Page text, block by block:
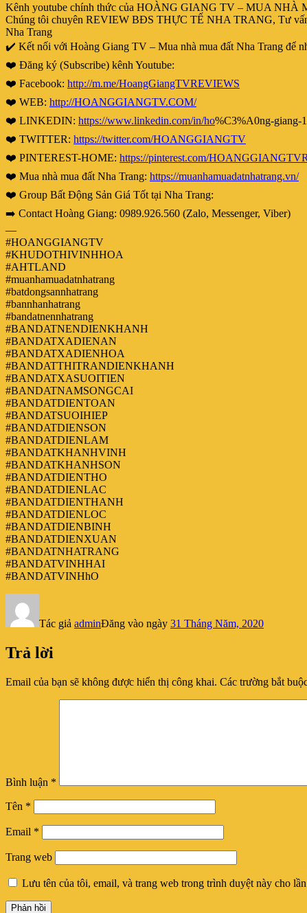
Kênh youtube chính thức của HOÀNG GIANG TV – MUA
Chúng tôi chuyên REVIEW BĐS THỰC TẾ NHA TRANG, Tư
Nha Trang
✔️ Kết nối với Hoàng Giang TV – Mua nhà mua đất Nha Trang để
❤️ Đăng ký (Subscribe) kênh Youtube:
❤️ Facebook: http://m.me/HoangGiangTVREVIEWS
❤️ WEB: http://HOANGGIANGTV.COM/
❤️ LINKEDIN: https://www.linkedin.com/in/ho%C3%A0ng-giang-
❤️ TWITTER: https://twitter.com/HOANGGIANGTV
❤️ PINTEREST-HOME: https://pinterest.com/
❤️ Mua nhà mua đất Nha Trang: https://muanhamuadatnhatrang.vn/
❤️ Group Bất Động Sản Giá Tốt tại Nha Trang:
➡️ Contact Hoàng Giang: 0989.926.560 (Zalo, Messenger, Viber)
—
#HOANGGIANGTV
#KHUDOTHIVINHHOA
#AHTLAND
#muanhamuadatnhatrang
#batdongsannhatrang
#bannhanhatrang
#bandatnennhatrang
#BANDATNENDIENKHANH
#BANDATXADIENAN
#BANDATXADIENHOA
#BANDATTHITRANDIENKHANH
#BANDATXASUOITIEN
#BANDATNAMSONGCAI
#BANDATDIENTOAN
#BANDATSUOIHIEP
#BANDATDIENSON
#BANDATDIENLAM
#BANDATKHANHVINH
#BANDATKHANHSON
#BANDATDIENTHO
#BANDATDIENLAC
#BANDATDIENTHANH
#BANDATDIENLOC
#BANDATDIENBINH
#BANDATDIENXUAN
#BANDATNHATRANG
#BANDATVINHHAI
#BANDATVINHhO
Tác giả adminĐăng vào ngày 31 Tháng Năm, 2020
Trả lời
Email của bạn sẽ không được hiển thị công khai. Các trường bắt
Bình luận *
Tên *
Email *
Trang web
Lưu tên của tôi, email, và trang web trong trình duyệt này cho